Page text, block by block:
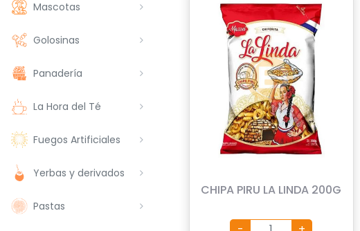
Mascotas
Golosinas
Panadería
La Hora del Té
Fuegos Artificiales
Yerbas y derivados
Pastas
CHIPA PIRU LA LINDA 200G